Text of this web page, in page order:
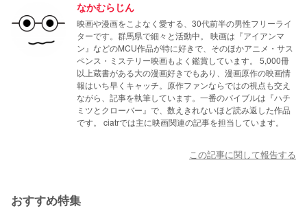
なかむらじん
映画や漫画をこよなく愛する、30代前半の男性フリーライ
ターです。群馬県で細々と活動中。 映画は『アイアンマ
ン』などのMCU作品が特に好きで、そのほかアニメ・サス
ペンス・ミステリー映画もよく鑑賞しています。 5,000冊
以上蔵書がある大の漫画好きでもあり、漫画原作の映画情
報はいち早くキャッチ。原作ファンならではの視点も交え
ながら、記事を執筆しています。一番のバイブルは『ハチ
ミツとクローバー』で、数えきれないほど読み返した作品
です。 ciatrでは主に映画関連の記事を担当しています。
この記事に関して報告する
おすすめ特集